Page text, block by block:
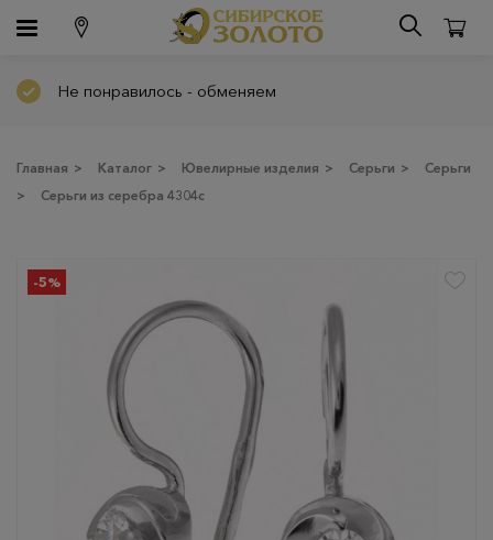
Не понравилось - обменяем
Главная > Каталог > Ювелирные изделия > Серьги >
Серьги
>
Серьги из серебра 4304с
-5%